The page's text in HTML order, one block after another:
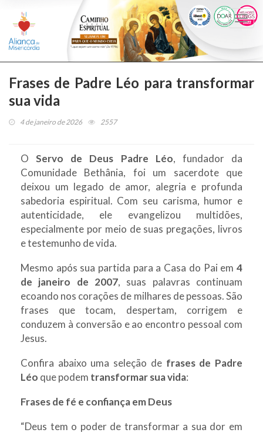
Frases de Padre Léo para transformar
sua vida
4 de janeiro de 2026 2557
OServo de Deus Padre Léo, fundador da
Comunidade Bethânia, foi um sacerdote que
deixou um legado de amor, alegria e profunda
sabedoria espiritual. Com seu carisma, humor e
autenticidade, ele evangelizou multidões,
especialmente por meio de suas pregações, livros
e testemunho de vida.
Mesmo após sua partida para a Casa do Pai em 4
de janeiro de 2007, suas palavras continuam
ecoando nos corações de milhares de pessoas. São
frases que tocam, despertam, corrigem e
conduzem à conversão e ao encontro pessoal com
Jesus.
Confira abaixo uma seleção de frases de Padre
Léo que podem transformar sua vida:
Frases de fé e confiança em Deus
“Deus tem o poder de transformar a sua dor em